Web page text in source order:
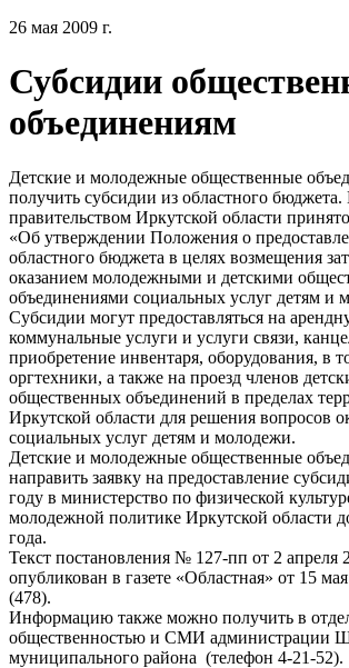
26 мая 2009 г.
Субсидии
объединениям
Детские и молодежные общественные
получить субсидии из областного бюджета.
правительством Иркутской области
«Об утверждении Положения о
областного бюджета в целях возмещения
оказанием молодежными и детскими
объединениями социальных услуг детям и
Субсидии могут предоставляться на
коммунальные услуги и услуги связи,
приобретение инвентаря, оборудования, в
оргтехники, а также на проезд членов
общественных объединений в пределах
Иркутской области для решения вопросов
социальных услуг детям и молодежи.
Детские и молодежные общественные
направить заявку на предоставление
году в министерство по физической
молодежной политике Иркутской области
года.
Текст постановления № 127-пп от 2 апреля
опубликован в газете «Областная» от 15
(478).
Информацию также можно получить в
общественностью и СМИ администрации
муниципального района (телефон 4-21-52).